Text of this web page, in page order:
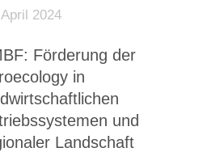
2024
Förderung der
in
und
Landschaft